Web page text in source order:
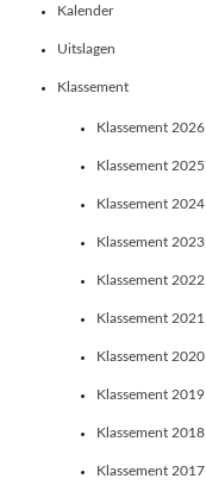
Kalender
Uitslagen
Klassement
Klassement 2026
Klassement 2025
Klassement 2024
Klassement 2023
Klassement 2022
Klassement 2021
Klassement 2020
Klassement 2019
Klassement 2018
Klassement 2017